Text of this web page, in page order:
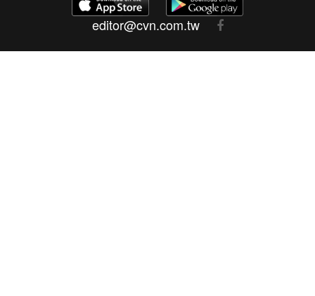
editor@cvn.com.tw